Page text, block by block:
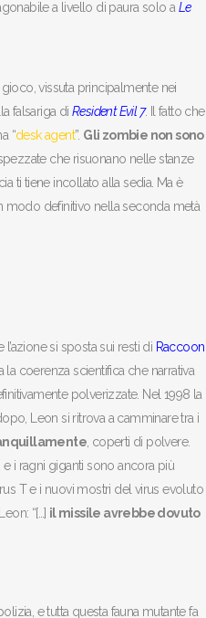
a livello di paura solo a Le
vissuta principalmente nei
falsariga diResident Evil 7. Il fatto che
“desk agent”. Gli zombie non sono
che risuonano nelle stanze
ti tiene incollato alla sedia. Ma è
modo definitivo nella seconda metà
l’azione si sposta sui resti di Raccoon
la coerenza scientifica che narrativa
polverizzate. Nel 1998 la
Leon si ritrova a camminare tra i
, coperti di polvere.
i ragni giganti sono ancora più
T e i nuovi mostri del virus evoluto
“[…] il missile avrebbe dovuto
e tutta questa fauna mutante fa